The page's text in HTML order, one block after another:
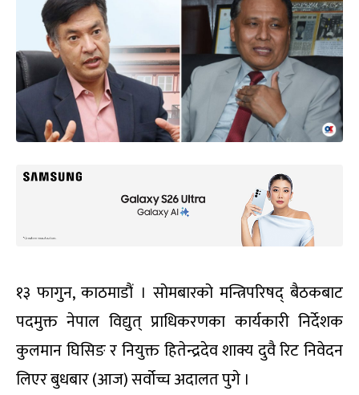
१३ फागुन, काठमाडौं । सोमबारको मन्त्रिपरिषद् बैठकबाट
पदमुक्त नेपाल विद्युत् प्राधिकरणका कार्यकारी निर्देशक
कुलमान घिसिङ र नियुक्त हितेन्द्रदेव शाक्य दुवै रिट निवेदन
लिएर बुधबार (आज) सर्वोच्च अदालत पुगे ।